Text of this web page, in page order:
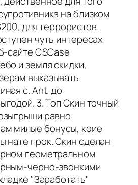
на близком
для террористов.
чуть интересах
сайте CSCase
и земля скидки,
выказывать
с. Ant. до
3. Топ Скин точный
равно
милые бонусы, коие
прок. Скин сделан
геометральном
черно-звонкими
"Заработать"